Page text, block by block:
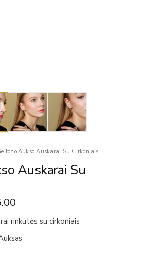
Aukso Auskarai Su Cirkoniais
Auskarai Su
rinkutės su cirkoniais